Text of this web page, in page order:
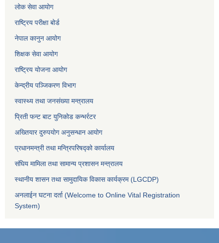
लोक सेवा आयोग
राष्ट्रिय परीक्षा बोर्ड
नेपाल कानुन आयोग
शिक्षक सेवा आयोग
राष्ट्रिय योजना आयोग
केन्द्रीय पञ्जिकरण विभाग
स्वास्थ्य तथा जनसंख्या मन्त्रालय
प्रिती फन्ट बाट युनिकोड कन्भर्रटर
अख्तियार दुरुपयोग अनुसन्धान आयोग
प्रधानमन्त्री तथा मन्त्रिपरिषद्को कार्यालय
संघिय मामिला तथा सामान्य प्रशासन मन्त्रालय
स्थानीय शासन तथा सामुदायिक विकास कार्यक्रम (LGCDP)
अनलाईन घटना दर्ता (Welcome to Online Vital Registration
System)